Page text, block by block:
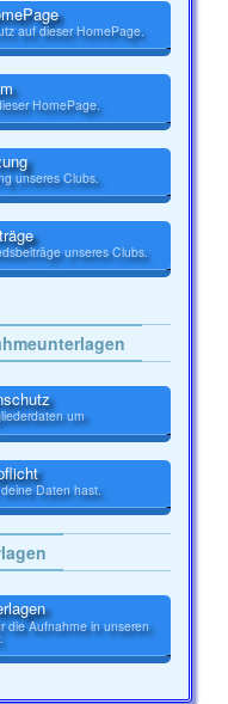
auf dieser HomePage.
HomePage.
unseres Clubs.
unseres Clubs.
um
Daten hast.
die Aufnahme in unseren